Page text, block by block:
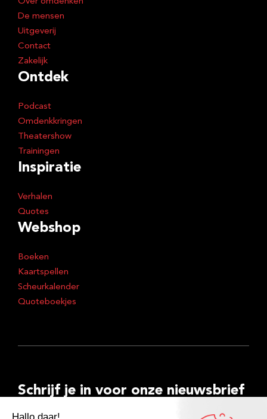
De mensen
Uitgeverij
Contact
Zakelijk
Ontdek
Podcast
Omdenkkringen
Theatershow
Trainingen
Inspiratie
Verhalen
Quotes
Webshop
Boeken
Kaartspellen
Scheurkalender
Quoteboekjes
Schrijf je in voor onze nieuwsbrief